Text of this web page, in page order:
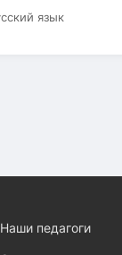
язык
Наши педагоги